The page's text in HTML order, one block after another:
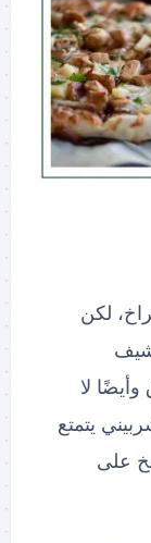
لكن
لا
يتمتع
على